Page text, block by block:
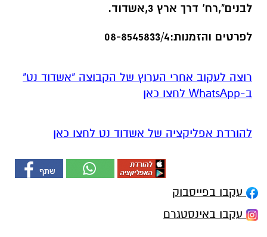
לבנים",רח' דרך ארץ 3,אשדוד.
לפרטים והזמנות:08-8545833/4
רוצה לעקוב אחרי הערוץ של הקבוצה "אשדוד נט"
ב-WhatsApp לחצו כאן
להורדת אפליקציה של אשדוד נט לחצו כאן
עקבו בפייסבוק
עקבו באינסטגרם